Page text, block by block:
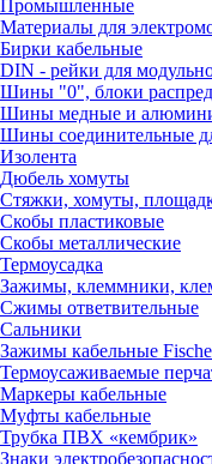
Промышленные
Материалы для
Бирки кабельные
DIN - рейки для
Шины "0", блоки
Шины медные и
Шины соединительные
Изолента
Дюбель хомуты
Стяжки, хомуты,
Скобы пластиковые
Скобы металлические
Термоусадка
Зажимы, клеммники,
Сжимы ответвительные
Сальники
Зажимы кабельные
Термоусаживаемые
Маркеры кабельные
Муфты кабельные
Трубка ПВХ «кембрик»
Знаки